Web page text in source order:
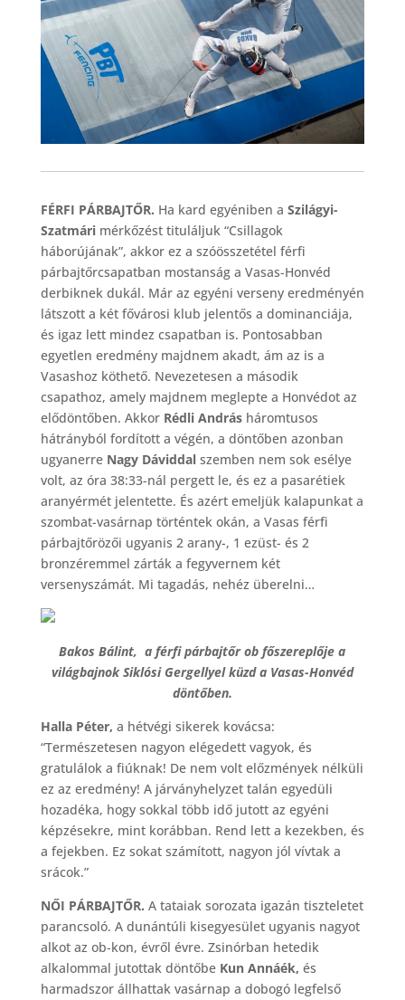
FÉRFI PÁRBAJTŐR. Ha kard egyéniben a Szilágyi-
Szatmárimérkőzést tituláljuk “Csillagok
háborújának”, akkor ez a szóösszetétel férfi
párbajtőrcsapatban mostanság a Vasas-Honvéd
derbiknek dukál. Már az egyéni verseny eredményén
látszott a két fővárosi klub jelentős a dominanciája,
és igaz lett mindez csapatban is. Pontosabban
egyetlen eredmény majdnem akadt, ám az is a
Vasashoz köthető. Nevezetesen a második
csapathoz, amely majdnem meglepte a Honvédot az
elődöntőben. Akkor Rédli Andrásháromtusos
hátrányból fordított a végén, a döntőben azonban
ugyanerre Nagy Dáviddalszemben nem sok esélye
volt, az óra 38:33-nál pergett le, és ez a pasarétiek
aranyérmét jelentette. És azért emeljük kalapunkat a
szombat-vasárnap történtek okán, a Vasas férfi
párbajtőrözői ugyanis 2 arany-, 1 ezüst- és 2
bronzéremmel zárták a fegyvernem két
versenyszámát. Mi tagadás, nehéz überelni…
Bakos Bálint, a férfi párbajtőr ob főszereplője a
világbajnok Siklósi Gergellyel küzd a Vasas-Honvéd
döntőben.
Halla Péter, a hétvégi sikerek kovácsa:
“Természetesen nagyon elégedett vagyok, és
gratulálok a fiúknak! De nem volt előzmények nélküli
ez az eredmény! A járványhelyzet talán egyedüli
hozadéka, hogy sokkal több idő jutott az egyéni
képzésekre, mint korábban. Rend lett a kezekben, és
a fejekben. Ez sokat számított, nagyon jól vívtak a
srácok.”
NŐI PÁRBAJTŐR. A tataiak sorozata igazán tiszteletet
parancsoló. A dunántúli kisegyesület ugyanis nagyot
alkot az ob-kon, évről évre. Zsinórban hetedik
alkalommal jutottak döntőbe Kun Annáék, és
harmadszor állhattak vasárnap a dobogó legfelső